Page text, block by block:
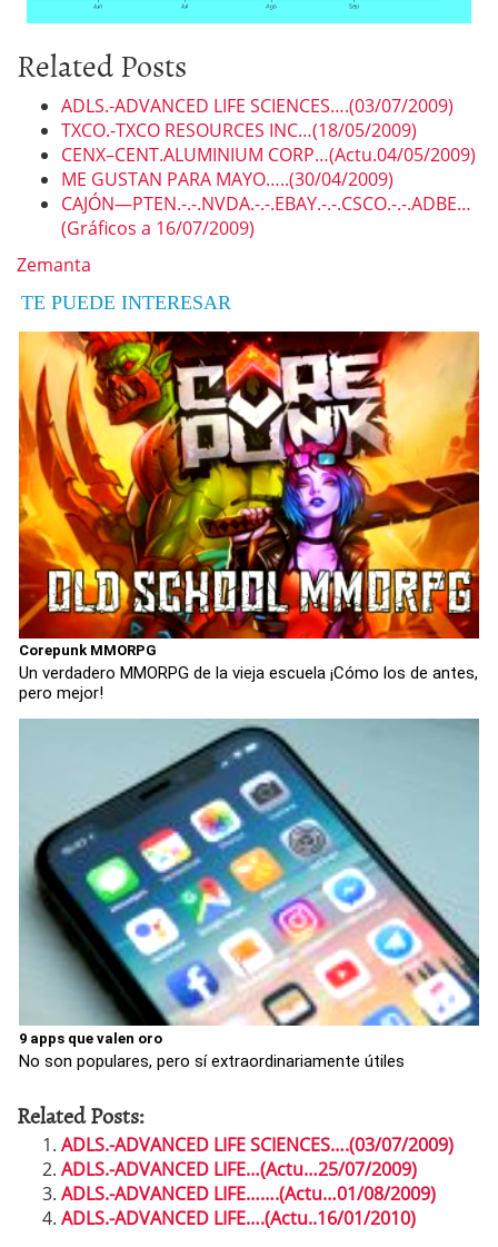
Related Posts
ADLS.-ADVANCED LIFE SCIENCES….(03/07/2009)
TXCO.-TXCO RESOURCES INC…(18/05/2009)
CENX–CENT.ALUMINIUM CORP…(Actu.04/05/2009)
ME GUSTAN PARA MAYO…..(30/04/2009)
CAJÓN—PTEN.-.-.NVDA.-.-.EBAY.-.-.CSCO.-.-.ADBE…
(Gráficos a 16/07/2009)
Zemanta
TE PUEDE INTERESAR
Corepunk MMORPG
Un verdadero MMORPG de la vieja escuela ¡Cómo los de antes,
pero mejor!
9 apps que valen oro
No son populares, pero sí extraordinariamente útiles
Related Posts:
ADLS.-ADVANCED LIFE SCIENCES….(03/07/2009)
ADLS.-ADVANCED LIFE…(Actu…25/07/2009)
ADLS.-ADVANCED LIFE…….(Actu…01/08/2009)
ADLS.-ADVANCED LIFE….(Actu..16/01/2010)